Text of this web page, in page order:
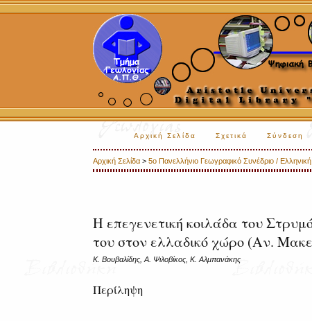
Αρχική Σελίδα Σχετικά Σύνδεση
Αρχική Σελίδα >5o Πανελλήνιο Γεωγραφικό Συνέδριο /
Η επεγενετική κοιλάδα του
του στον ελλαδικό χώρο (Αν.
Κ. Βουβαλίδης, Α. Ψιλοβίκος, Κ. Αλμπανάκης
Περίληψη